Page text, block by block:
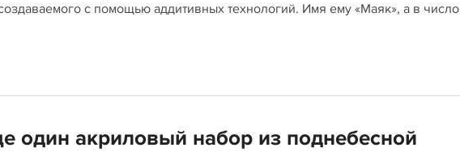
с помощью аддитивных технологий. Имя ему «Маяк», а в число
один акриловый набор из поднебесной